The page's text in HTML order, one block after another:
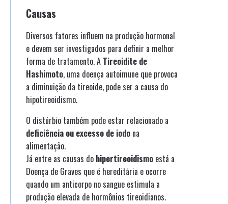
Causas
Diversos fatores influem na produção hormonal
e devem ser investigados para definir a melhor
forma de tratamento. A Tireoidite de
Hashimoto, uma doença autoimune que provoca
a diminuição da tireoide, pode ser a causa do
hipotireoidismo.
O distúrbio também pode estar relacionado a
deficiência ou excesso de iodo na
alimentação.
Já entre as causas do hipertireoidismo está a
Doença de Graves que é hereditária e ocorre
quando um anticorpo no sangue estimula a
produção elevada de hormônios tireoidianos.